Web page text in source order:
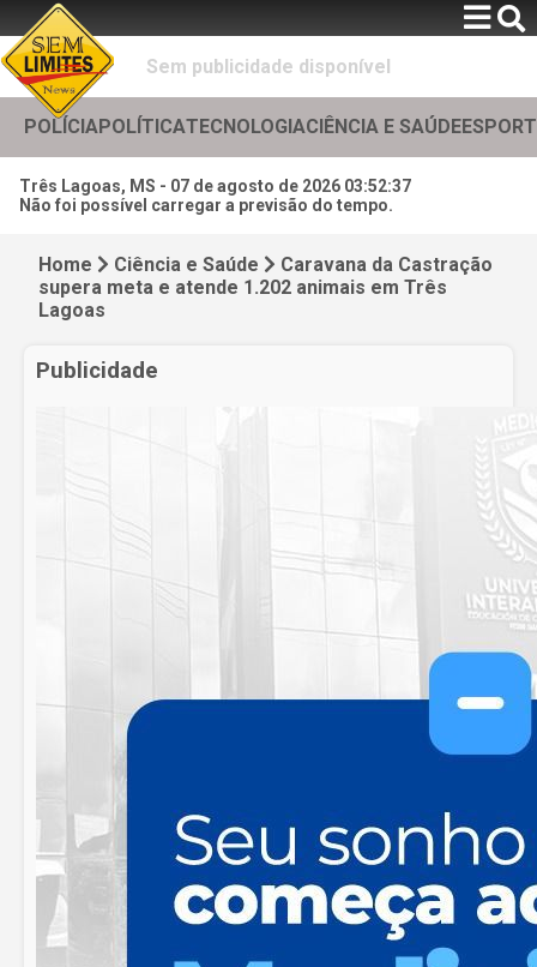
Sem publicidade disponível
POLÍCIAPOLÍTICATECNOLOGIACIÊNCIA E SAÚDE
Três Lagoas, MS - 07 de agosto de 2026 03:52:39
Não foi possível carregar a previsão do tempo.
Home Ciência e Saúde
Caravana da Castração
supera meta e atende 1.202 animais em Três
Lagoas
Publicidade